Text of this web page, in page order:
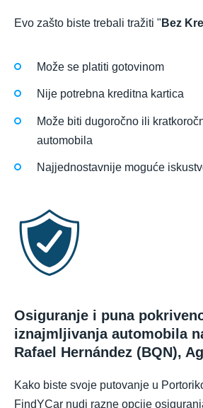
Evo zašto biste trebali tražiti " Bez
Može se platiti gotovinom
Nije potrebna kreditna kartica
Može biti dugoročno ili
automobila
Najjednostavnije moguće
Osiguranje i puna
iznajmljivanja automobila
Rafael Hernández (BQN),
Kako biste svoje putovanje u
FindYCar nudi razne opcije